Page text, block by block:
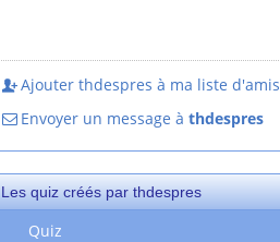
Ajouter thdespres à ma liste d'amis
Envoyer un message àthdespres
Les quiz créés par thdespres
Quiz